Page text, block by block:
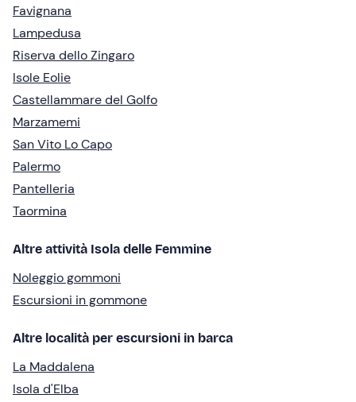
Favignana
Lampedusa
Riserva dello Zingaro
Isole Eolie
Castellammare del Golfo
Marzamemi
San Vito Lo Capo
Palermo
Pantelleria
Taormina
Altre attività Isola delle Femmine
Noleggio gommoni
Escursioni in gommone
Altre località per escursioni in barca
La Maddalena
Isola d'Elba